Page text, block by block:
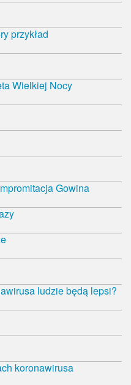
przykład
Wielkiej Nocy
Gowina
ludzie będą lepsi?
koronawirusa